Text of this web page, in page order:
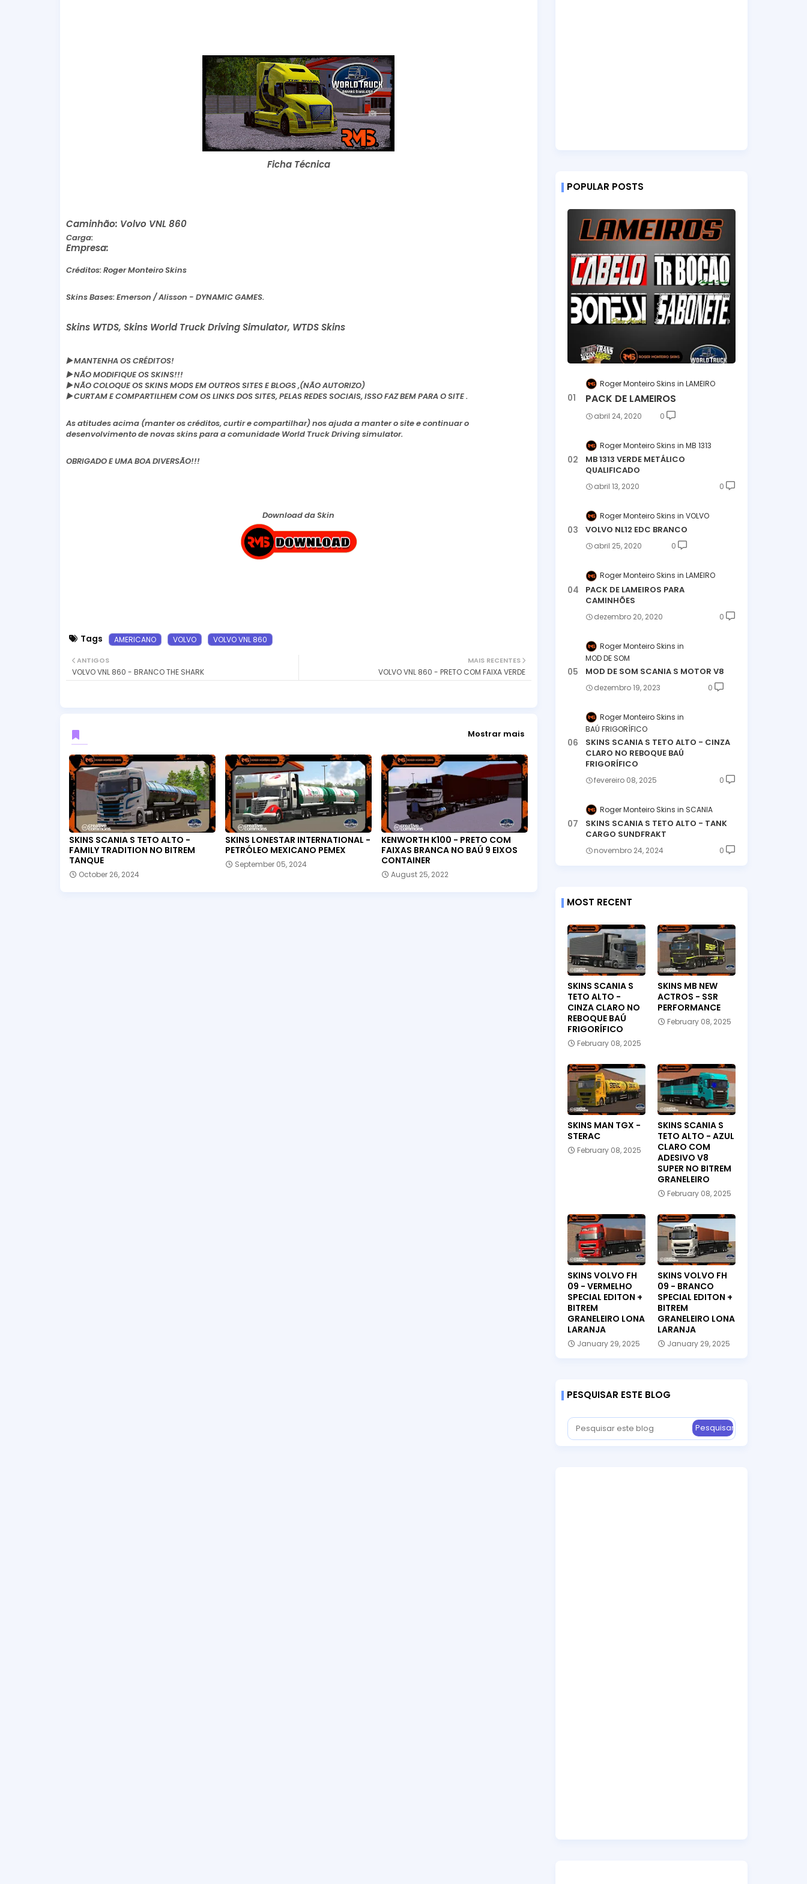
Ficha Técnica
Caminhão: Volvo VNL 860
Carga:
Empresa:
Créditos: Roger Monteiro Skins
Skins Bases: Emerson / Alisson - DYNAMIC GAMES.
Skins WTDS, Skins World Truck Driving Simulator, WTDS Skins
▶️MANTENHA OS CRÉDITOS!
▶️NÃO MODIFIQUE OS SKINS!!!
▶️NÃO COLOQUE OS SKINS MODS EM OUTROS SITES E BLOGS ,(NÃO AUTORIZO)
▶️CURTAM E COMPARTILHEM COM OS LINKS DOS SITES, PELAS REDES SOCIAIS, ISSO FAZ BEM PARA O SITE .
As atitudes acima (manter os créditos, curtir e compartilhar) nos ajuda a manter o site e continuar o
desenvolvimento de novas skins para a comunidade World Truck Driving simulator.
OBRIGADO E UMA BOA DIVERSÃO!!!
Download da Skin
Tags AMERICANO VOLVO VOLVO VNL 860
MAIS RECENTES
VOLVO VNL 860 - PRETO COM FAIXA VERDE
ANTIGOS
VOLVO VNL 860 - BRANCO THE SHARK
Mostrar mais
SKINS SCANIA S TETO ALTO -
FAMILY TRADITION NO BITREM
TANQUE
October 26, 2024
SKINS LONESTAR INTERNATIONAL -
PETRÓLEO MEXICANO PEMEX
September 05, 2024
KENWORTH K100 - PRETO COM
FAIXAS BRANCA NO BAÚ 9 EIXOS
CONTAINER
August 25, 2022
POPULAR POSTS
Roger Monteiro Skins LAMEIRO
PACK DE LAMEIROS
abril 24, 2020 0
Roger Monteiro Skins MB 1313
MB 1313 VERDE METÁLICO
QUALIFICADO
abril 13, 2020 0
Roger Monteiro Skins VOLVO
VOLVO NL12 EDC BRANCO
abril 25, 2020 0
Roger Monteiro Skins LAMEIRO
PACK DE LAMEIROS PARA
CAMINHÕES
dezembro 20, 2020 0
Roger Monteiro Skins
MOD DE SOM
MOD DE SOM SCANIA S MOTOR V8
dezembro 19, 2023 0
Roger Monteiro Skins
BAÚ FRIGORÍFICO
SKINS SCANIA S TETO ALTO - CINZA
CLARO NO REBOQUE BAÚ
FRIGORÍFICO
fevereiro 08, 2025 0
Roger Monteiro Skins SCANIA
SKINS SCANIA S TETO ALTO - TANK
CARGO SUNDFRAKT
novembro 24, 2024 0
MOST RECENT
SKINS SCANIA S
TETO ALTO -
CINZA CLARO NO
REBOQUE BAÚ
FRIGORÍFICO
February 08, 2025
SKINS MB NEW
ACTROS - SSR
PERFORMANCE
February 08, 2025
SKINS MAN TGX -
STERAC
February 08, 2025
SKINS SCANIA S
TETO ALTO - AZUL
CLARO COM
ADESIVO V8
SUPER NO BITREM
GRANELEIRO
February 08, 2025
SKINS VOLVO FH
09 - VERMELHO
SPECIAL EDITON +
BITREM
GRANELEIRO LONA
LARANJA
January 29, 2025
SKINS VOLVO FH
09 - BRANCO
SPECIAL EDITON +
BITREM
GRANELEIRO LONA
LARANJA
January 29, 2025
PESQUISAR ESTE BLOG